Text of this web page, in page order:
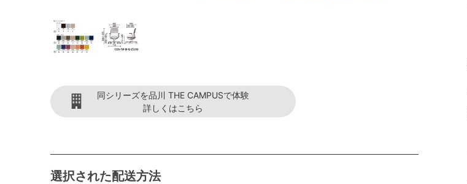
同シリーズを品川 THE CAMPUSで体験
詳しくはこちら
選択された配送方法